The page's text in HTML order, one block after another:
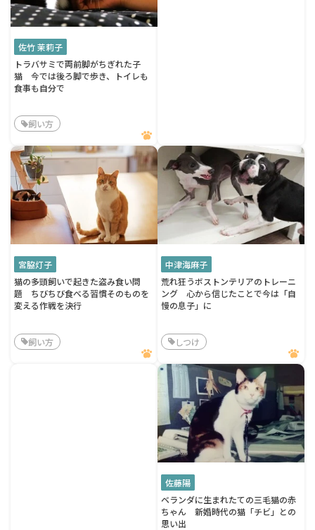
佐竹 茉莉子
トラバサミで両前脚がちぎれた子
猫 今では後ろ脚で歩き、トイレも
食事も自分で
飼い方
宮脇灯子
猫の多頭飼いで起きた盗み食い問
題 ちびちび食べる習慣そのものを
変える作戦を決行
飼い方
中津海麻子
荒れ狂うボストンテリアのトレーニ
ング 心から信じたことで今は「自
慢の息子」に
しつけ
佐藤陽
ベランダに生まれたての三毛猫の赤
ちゃん 新婚時代の猫「チビ」との
思い出